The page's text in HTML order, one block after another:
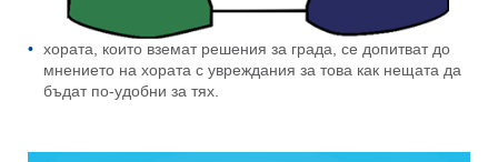
хората, които вземат решения за града, се допитват до
мнението на хората с увреждания за това как нещата да
бъдат по-удобни за тях.